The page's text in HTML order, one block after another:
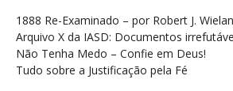
1888 Re-Examinado – por Robert J.
Arquivo X da IASD: Documentos
Não Tenha Medo – Confie em Deus!
Tudo sobre a Justificação pela Fé